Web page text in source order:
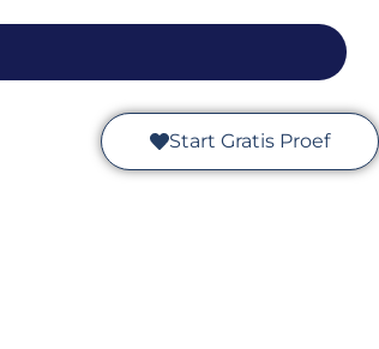
Start Gratis Proef